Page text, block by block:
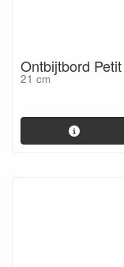
Ontbijtbord
21 cm